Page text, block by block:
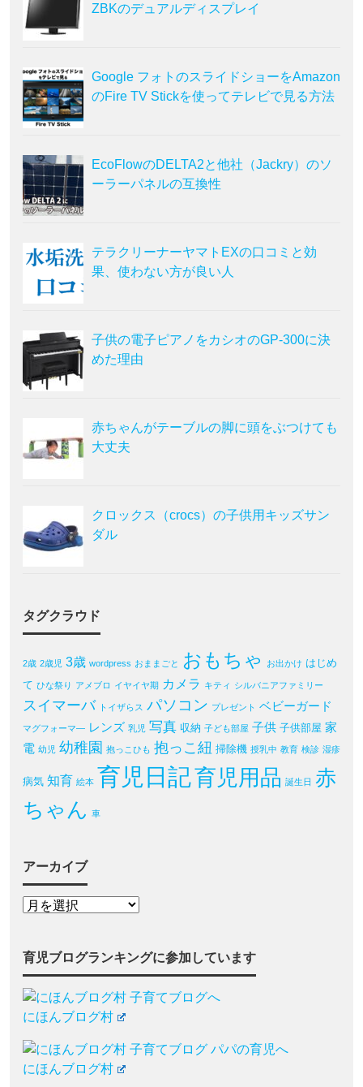
ZBKのデュアルディスプレイ
Google フォトのスライドショーをAmazon
のFire TV Stickを使ってテレビで見る方法
EcoFlowのDELTA2と他社（Jackry）のソ
ーラーパネルの互換性
テラクリーナーヤマトEXの口コミと効
果、使わない方が良い人
子供の電子ピアノをカシオのGP-300に決
めた理由
赤ちゃんがテーブルの脚に頭をぶつけても
大丈夫
クロックス（crocs）の子供用キッズサン
ダル
タグクラウド
2歳 2歳児 3歳 wordpress おままごと おもちゃ お出かけ はじめ
て ひな祭り アメブロ イヤイヤ期 カメラ キティ シルバニアファミリー
スイマーバ トイザらス パソコン プレゼント ベビーガード
マグフォーマ― レンズ 乳児 写真 収納 子ども部屋 子供 子供部屋 家
電 幼児 幼稚園 抱っこひも 抱っこ紐 掃除機 授乳中 教育 検診 湿疹
病気 知育 絵本 育児日記育児用品 誕生日 赤
ちゃん 車
アーカイブ
育児ブログランキングに参加しています
にほんブログ村
にほんブログ村